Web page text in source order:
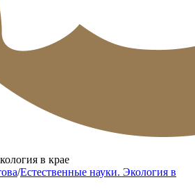
в крае
/Естественные науки. Экология в